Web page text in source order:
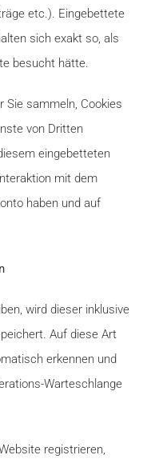
etc.). Eingebettete
sich exakt so, als
besucht hätte.
Sie sammeln, Cookies
von Dritten
eingebetteten
mit dem
haben und auf
wird dieser inklusive
Auf diese Art
erkennen und
Warteschlange
registrieren,